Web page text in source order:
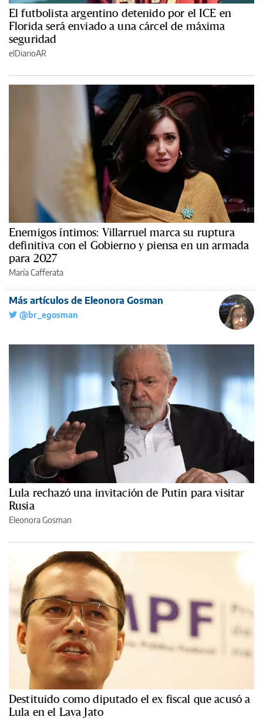
El futbolista argentino detenido por el ICE en
Florida será enviado a una cárcel de máxima
seguridad
elDiarioAR
Enemigos íntimos: Villarruel marca su ruptura
definitiva con el Gobierno y piensa en un armada
para 2027
María Cafferata
Más artículos de Eleonora Gosman
@br_egosman
Lula rechazó una invitación de Putin para visitar
Rusia
Eleonora Gosman
Destituido como diputado el ex fiscal que acusó a
Lula en el Lava Jato